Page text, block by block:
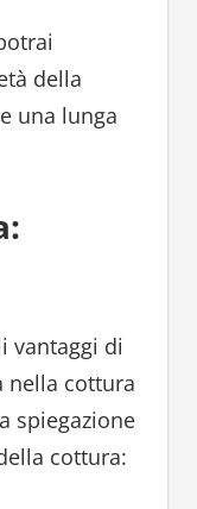
della
una lunga
vantaggi di
nella cottura
spiegazione
cottura: